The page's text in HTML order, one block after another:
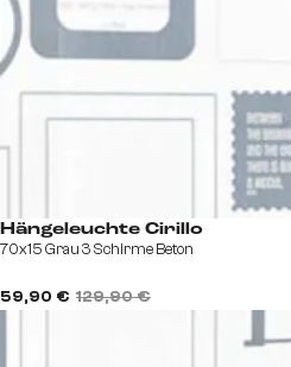
Hängeleuchte Cirillo
70x15 Grau 3 Schirme Beton
59,90 € 129,90 €